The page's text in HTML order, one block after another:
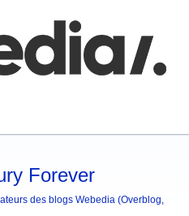
Forever
des blogs Webedia (Overblog,